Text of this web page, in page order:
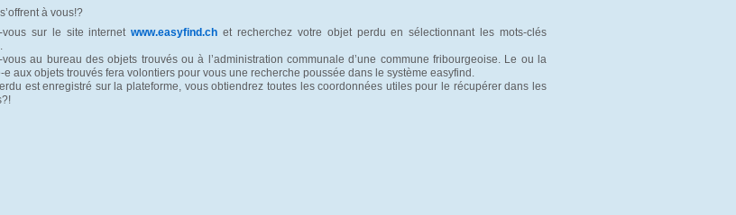
à vous!?
vous sur le site internetwww.easyfind.ch et recherchez votre objet perdu en sélectionnant les mots-clés
vous au bureau des objets trouvés ou à l’administration communale d’une commune fribourgeoise. Le ou la
e aux objets trouvés fera volontiers pour vous une recherche poussée dans le système easyfind.
est enregistré sur la plateforme, vous obtiendrez toutes les coordonnées utiles pour le récupérer dans les